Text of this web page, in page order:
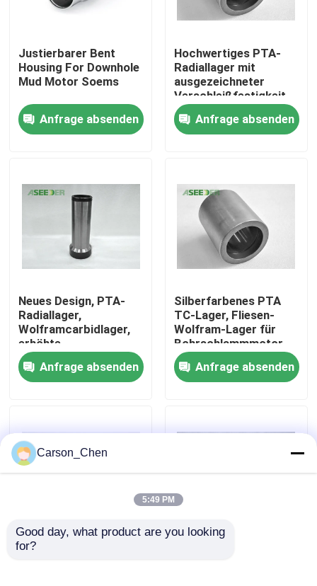
Fabrik-Ausflug
Qualitätskontrolle
Fordern Sie ein Zitat
Öl-Spray-Kopf-Faden-Düse
Justierbarer Bent
Housing For Downhole
Mud Motor Soems
Anfrage absenden
Hochwertiges PTA-
Radiallager mit
ausgezeichneter
Verschleißfestigkeit
für Bohrlochmotoren
Anfrage absenden
Neues Design, PTA-
Radiallager,
Wolframcarbidlager,
erhöhte
Lagerlebensdauer
Anfrage absenden
Silberfarbenes PTA
TC-Lager, Fliesen-
Wolfram-Lager für
Bohrschlammmotor
Anfrage absenden
Premium-Bohrmotor
Carson_Chen
5:49 PM
Good day, what product are you looking
for?